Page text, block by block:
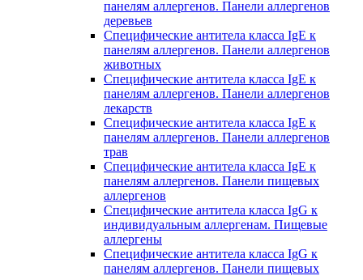
панелям аллергенов. Панели аллергенов
деревьев
Специфические антитела класса IgE к
панелям аллергенов. Панели аллергенов
животных
Специфические антитела класса IgE к
панелям аллергенов. Панели аллергенов
лекарств
Специфические антитела класса IgE к
панелям аллергенов. Панели аллергенов
трав
Специфические антитела класса IgE к
панелям аллергенов. Панели пищевых
аллергенов
Специфические антитела класса IgG к
индивидуальным аллергенам. Пищевые
аллергены
Специфические антитела класса IgG к
панелям аллергенов. Панели пищевых